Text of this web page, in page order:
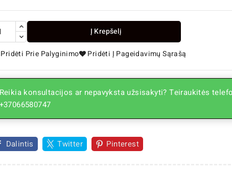
Į Krepšelį
Pridėti Prie Palyginimo Pridėti Į Pageidavimų Sąrašą
Reikia konsultacijos ar nepavyksta užsisakyti? Teiraukitės
+37066580747
Dalintis Twitter Pinterest